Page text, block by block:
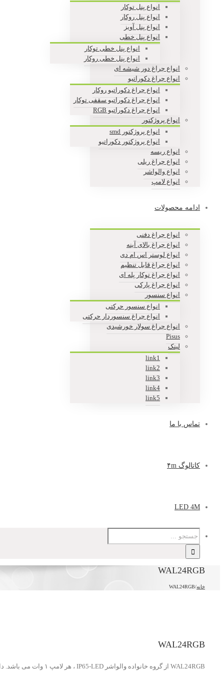
انواع پنل توکار
انواع پنل روکار
انواع پنل آویز
انواع پنل خطی
انواع پنل خطی توکار
انواع پنل خطی روکار
انواع چراغ دور شیشه ای
انواع چراغ دکوراتیو
انواع چراغ دکوراتیو روکار
انواع چراغ دکوراتیو سقفی توکار
انواع چراغ دکوراتیو RGB
انواع پروژکتور
انواع پروژکتور smd
انواع پروژکتور دکوراتیو
انواع ریسه
انواع چراغ ریلی
انواع والواشر
انواع لامپ
ادامه محصولات
انواع چراغ دفنی
انواع چراغ بالای آینه
انواع لوستر اس ام دی
انواع چراغ قابل تنظیم
انواع چراغ توکار پله ای
انواع چراغ پارکی
انواع سنسور
انواع سنسور حرکتی
انواع چراغ سنسوردار حرکتی
انواع چراغ سولار خورشیدی
Pisus
لینک
link1
link2
link3
link4
link5
تماس با ما
کاتالوگ ۴m
LED 4M
WAL24RGB
خانه/
WAL24RGB
WAL24RGB